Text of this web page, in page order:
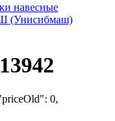
навесные
(Унисибмаш)
0,